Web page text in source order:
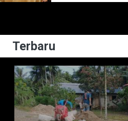
Terbaru